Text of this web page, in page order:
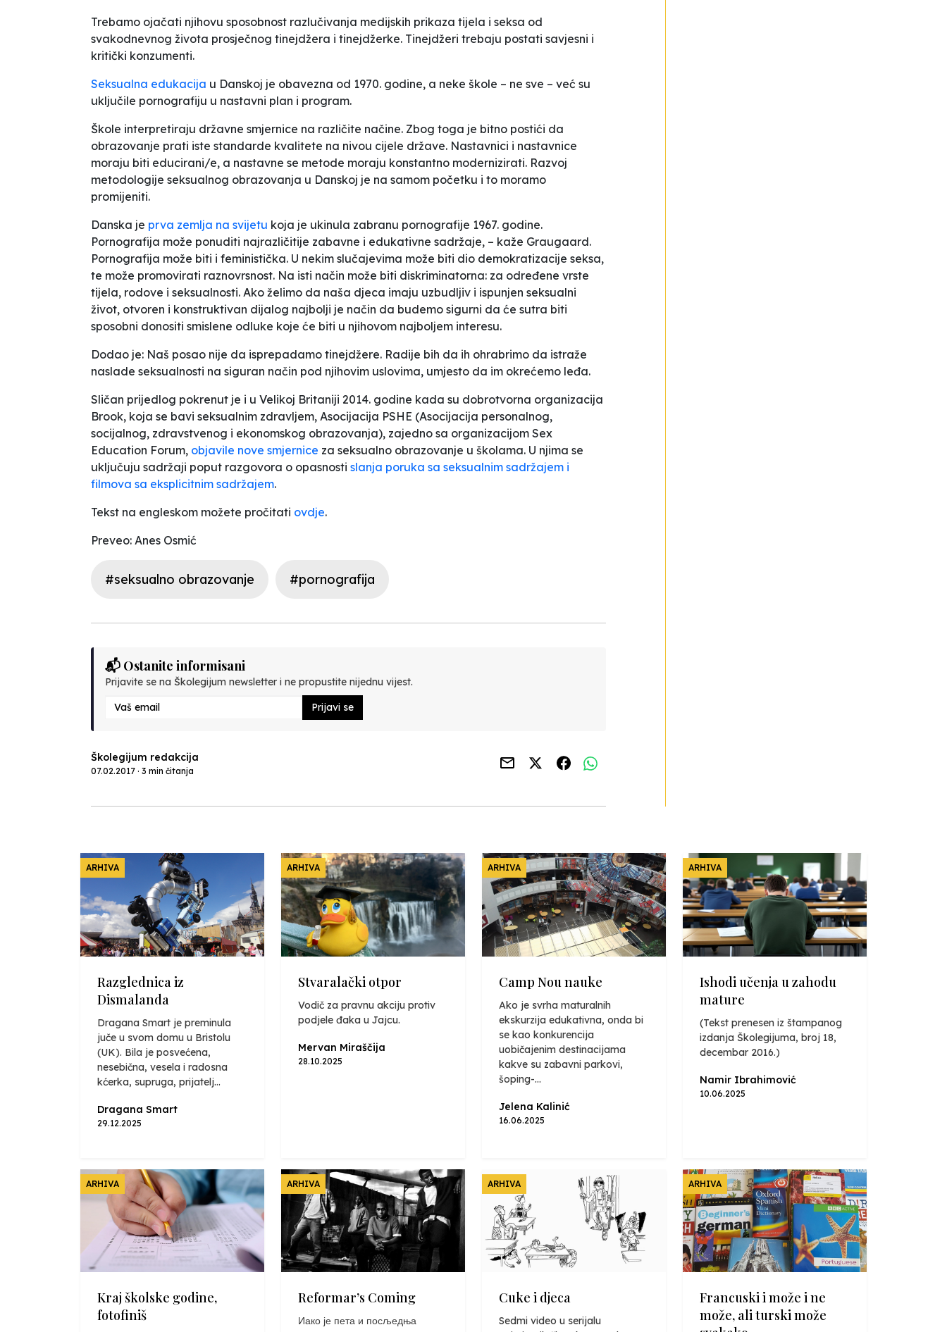
Trebamo ojačati njihovu sposobnost razlučivanja medijskih prikaza tijela i seksa od
svakodnevnog života prosječnog tinejdžera i tinejdžerke. Tinejdžeri trebaju postati savjesni i
kritički konzumenti.
Seksualna edukacija u Danskoj je obavezna od 1970. godine, a neke škole – ne sve – već su
uključile pornografiju u nastavni plan i program.
Škole interpretiraju državne smjernice na različite načine. Zbog toga je bitno postići da
obrazovanje prati iste standarde kvalitete na nivou cijele države. Nastavnici i nastavnice
moraju biti educirani/e, a nastavne se metode moraju konstantno modernizirati. Razvoj
metodologije seksualnog obrazovanja u Danskoj je na samom početku i to moramo
promijeniti.
Danska je prva zemlja na svijetu koja je ukinula zabranu pornografije 1967. godine.
Pornografija može ponuditi najrazličitije zabavne i edukativne sadržaje, – kaže Graugaard.
Pornografija može biti i feministička. U nekim slučajevima može biti dio demokratizacije seksa,
te može promovirati raznovrsnost. Na isti način može biti diskriminatorna: za određene vrste
tijela, rodove i seksualnosti. Ako želimo da naša djeca imaju uzbudljiv i ispunjen seksualni
život, otvoren i konstruktivan dijalog najbolji je način da budemo sigurni da će sutra biti
sposobni donositi smislene odluke koje će biti u njihovom najboljem interesu.
Dodao je: Naš posao nije da isprepadamo tinejdžere. Radije bih da ih ohrabrimo da istraže
naslade seksualnosti na siguran način pod njihovim uslovima, umjesto da im okrećemo leđa.
Sličan prijedlog pokrenut je i u Velikoj Britaniji 2014. godine kada su dobrotvorna organizacija
Brook, koja se bavi seksualnim zdravljem, Asocijacija PSHE (Asocijacija personalnog,
socijalnog, zdravstvenog i ekonomskog obrazovanja), zajedno sa organizacijom Sex
Education Forum, objavile nove smjernice za seksualno obrazovanje u školama. U njima se
uključuju sadržaji poput razgovora o opasnosti slanja poruka sa seksualnim sadržajem i
filmova sa eksplicitnim sadržajem.
Tekst na engleskom možete pročitati ovdje.
Preveo: Anes Osmić
#seksualno obrazovanje #pornografija
📬 Ostanite informisani
Prijavite se na Školegijum newsletter i ne propustite nijednu vijest.
Prijavi se
Školegijum redakcija
07.02.2017 · 3 min čitanja
ARHIVA
Razglednica iz
Dismalanda
Dragana Smart je preminula
juče u svom domu u Bristolu
(UK). Bila je posvećena,
nesebična, vesela i radosna
kćerka, supruga, prijatelj...
Dragana Smart
29.12.2025
ARHIVA
Stvaralački otpor
Vodič za pravnu akciju protiv
podjele đaka u Jajcu.
Mervan Miraščija
28.10.2025
ARHIVA
Camp Nou nauke
Ako je svrha maturalnih
ekskurzija edukativna, onda bi
se kao konkurencija
uobičajenim destinacijama
kakve su zabavni parkovi,
šoping-...
Jelena Kalinić
16.06.2025
ARHIVA
Ishodi učenja u zahodu
mature
(Tekst prenesen iz štampanog
izdanja Školegijuma, broj 18,
decembar 2016.)
Namir Ibrahimović
10.06.2025
ARHIVA
Kraj školske godine,
fotofiniš
ARHIVA
Reformar’s Coming
Иако је пета и посљедња
ARHIVA
Cuke i djeca
Sedmi video u serijalu
ARHIVA
Francuski i može i ne
može, ali turski može